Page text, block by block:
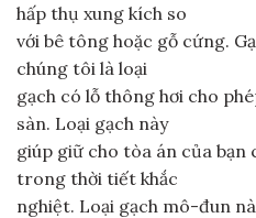
hấp thụ xung kích so
với bê tông hoặc gỗ cứng.
chúng tôi là loại
gạch có lỗ thông hơi cho
sàn. Loại gạch này
giúp giữ cho tòa án của
trong thời tiết khắc
nghiệt. Loại gạch mô-đun